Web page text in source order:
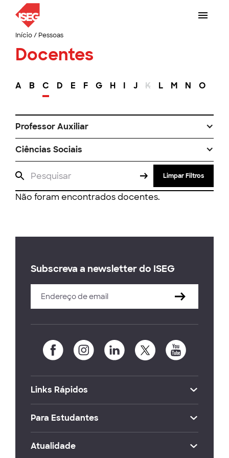
Início/ Pessoas
Docentes
A B C D E F G H I J K L M N O
Professor Auxiliar
Ciências Sociais
Limpar Filtros
Não foram encontrados docentes.
Subscreva a newsletter do ISEG
Links Rápidos
Para Estudantes
Atualidade